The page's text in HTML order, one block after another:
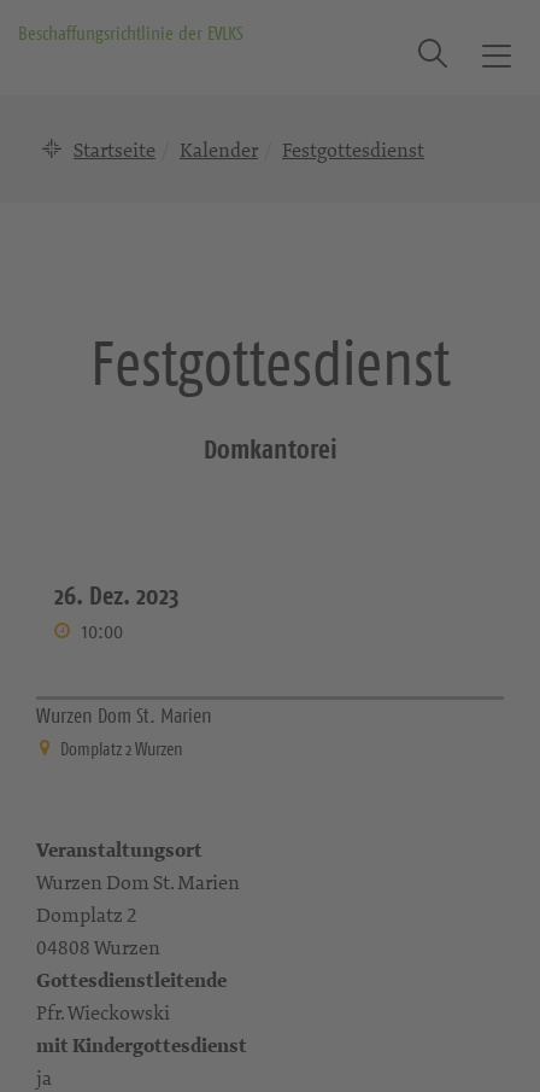
Beschaffungsrichtlinie der EVLKS
T
Suche
Startseite Kalender Festgottesdienst
Festgottesdienst
Domkantorei
26. Dez. 2023
10:00
Wurzen Dom St. Marien
Domplatz 2 Wurzen
Veranstaltungsort
Wurzen Dom St. Marien
Domplatz 2
04808 Wurzen
Gottesdienstleitende
Pfr. Wieckowski
mit Kindergottesdienst
ja